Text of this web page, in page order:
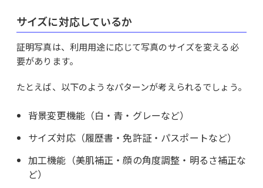
サイズに対応しているか
証明写真は、利用用途に応じて写真のサイズを変える必
要があります。
たとえば、以下のようなパターンが考えられるでしょう。
背景変更機能（白・青・グレーなど）
サイズ対応（履歴書・免許証・パスポートなど）
加工機能（美肌補正・顔の角度調整・明るさ補正な
ど）